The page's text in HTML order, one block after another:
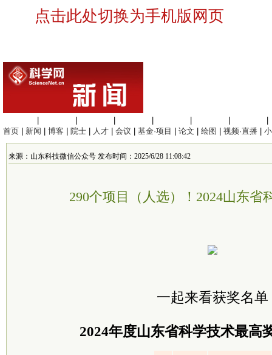
点击此处切换为手机版网页
首页
新闻 博客 院士 人才 会议 基金·项目 论文 绘图 视频·直播
来源：山东科技微信公众号 发布时间：2025/6/28 11:08:42
290个项目（人选）！2024山东省
一起来看获奖名单
2024年度山东省科学技术最高